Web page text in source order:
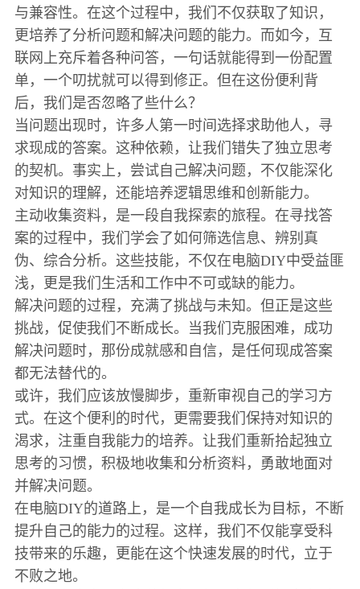
与兼容性。在这个过程中，我们不仅获取了知识，
更培养了分析问题和解决问题的能力。而如今，互
联网上充斥着各种问答，一句话就能得到一份配置
单，一个叨扰就可以得到修正。但在这份便利背
后，我们是否忽略了些什么？
当问题出现时，许多人第一时间选择求助他人，寻
求现成的答案。这种依赖，让我们错失了独立思考
的契机。事实上，尝试自己解决问题，不仅能深化
对知识的理解，还能培养逻辑思维和创新能力。
主动收集资料，是一段自我探索的旅程。在寻找答
案的过程中，我们学会了如何筛选信息、辨别真
伪、综合分析。这些技能，不仅在电脑DIY中受益匪
浅，更是我们生活和工作中不可或缺的能力。
解决问题的过程，充满了挑战与未知。但正是这些
挑战，促使我们不断成长。当我们克服困难，成功
解决问题时，那份成就感和自信，是任何现成答案
都无法替代的。
或许，我们应该放慢脚步，重新审视自己的学习方
式。在这个便利的时代，更需要我们保持对知识的
渴求，注重自我能力的培养。让我们重新拾起独立
思考的习惯，积极地收集和分析资料，勇敢地面对
并解决问题。
在电脑DIY的道路上，是一个自我成长为目标，不断
提升自己的能力的过程。这样，我们不仅能享受科
技带来的乐趣，更能在这个快速发展的时代，立于
不败之地。